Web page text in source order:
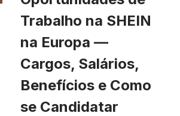
Trabalho na SHEIN
na Europa —
Cargos, Salários,
Benefícios e Como
se Candidatar